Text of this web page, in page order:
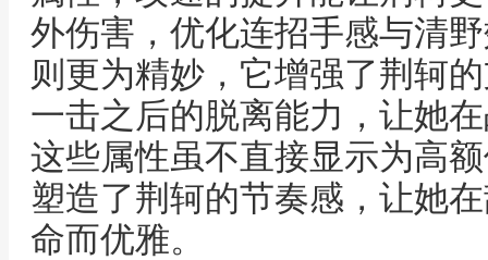
外伤害，优化连招手感与清
则更为精妙，它增强了荆轲
一击之后的脱离能力，让她
这些属性虽不直接显示为高
塑造了荆轲的节奏感，让她
命而优雅。